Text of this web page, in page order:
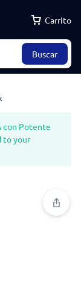
Carrito
Buscar
con Potente
to your